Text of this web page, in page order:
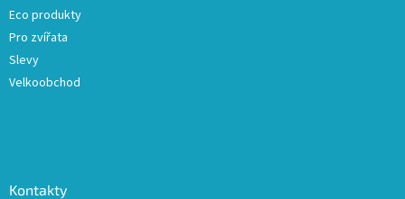
Eco produkty
Pro zvířata
Slevy
Velkoobchod
Kontakty